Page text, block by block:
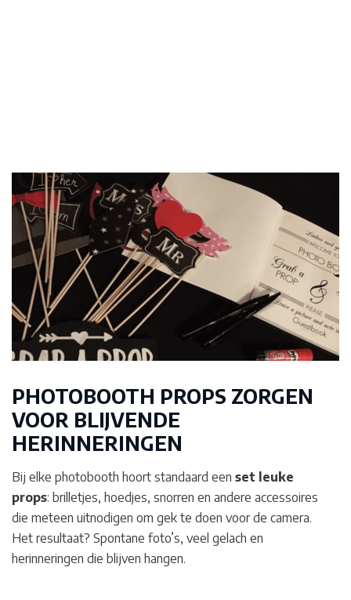
PHOTOBOOTH PROPS ZORGEN
VOOR BLIJVENDE
HERINNERINGEN
Bij elke photobooth hoort standaard een set leuke
props: brilletjes, hoedjes, snorren en andere accessoires
die meteen uitnodigen om gek te doen voor de camera.
Het resultaat? Spontane foto’s, veel gelach en
herinneringen die blijven hangen.